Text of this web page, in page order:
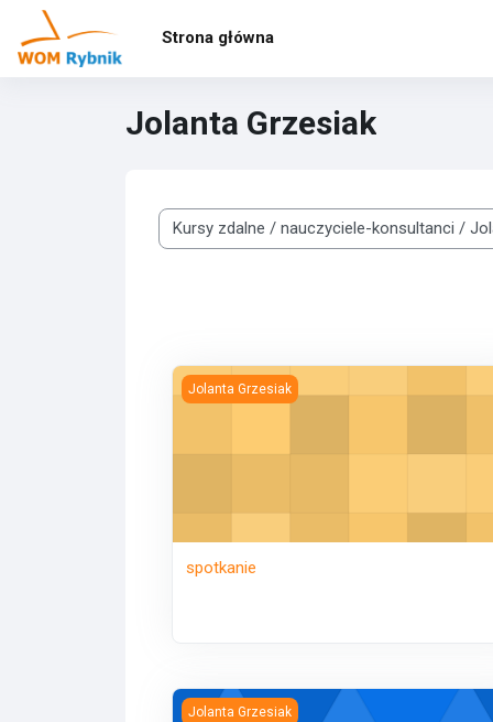
Przejdź do głównej zawartości
Strona główna
Jolanta Grzesiak
Kategorie kursów
spotkanie
Jolanta Grzesiak
spotkanie
Budżet Obywatelski jako sposób na
Jolanta Grzesiak